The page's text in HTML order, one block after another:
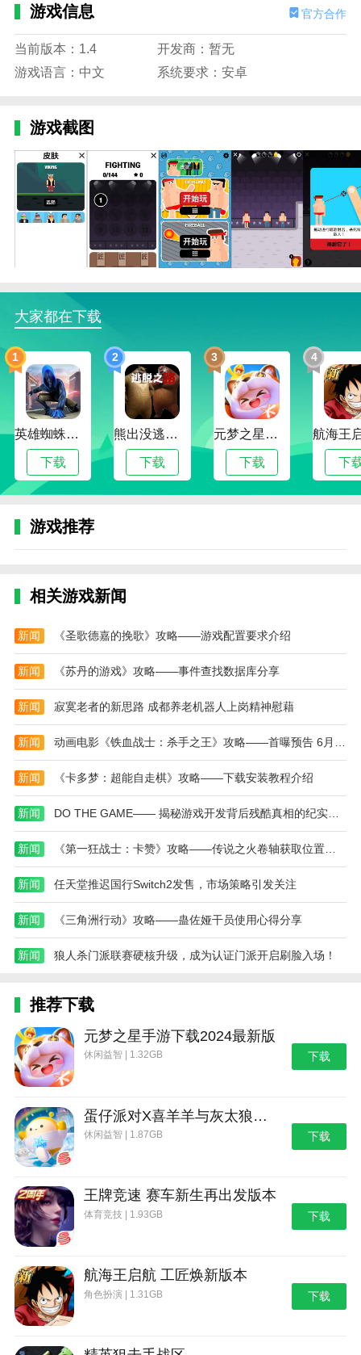
2、我们通过按住屏幕不松手，玩家手心会有一条
子弹命中，与黑色准星位置无关。
3、可以看到松手之后，子弹射出，碰到墙壁会折
黄色的拳头标识。
4、这关也是非常简单，三个黄色标识表示我们可
以开三枪，一枪一个敌人即可，只要剩余三个黑色的拳
头即可3星过关。
5、如果你没命中敌人，那你就会减少开枪机会，
例如这次，只剩2个黑色拳头标识时，通关评价只有2
星，但是我们可以选择重试。
6、右下角还为我们提供了道具使用，使用该道具
可以让你快速通关，但是该道具非常珍贵，建议谨慎使
用。
格斗先生游戏特色
1、个性化技能树：根据自己的战斗风格选择不同
的技能进行升级，打造独特的战斗大师。
2、实时战斗模式：除了单人关卡，你还可以在线
与其他玩家竞争，测试自己的实力。
3、装备和升级系统：收集和升级武器和装备，增
4、挑战BOSS等级：在每一章结束时，你将面对强
格斗先生游戏优势
初学者能够快速享受游戏的乐趣。
2、精致的画面质量：高清晰度图形与详细的角色
建模相结合，营造出身临其境的游戏环境。
3、持续的内容更新：开发团队定期发布新的关
卡、角色皮肤和事件，以保持游戏的活力。
4、跨平台支持：在PC和移动设备上享受一致和高
质量的游戏体验。
格斗先生游戏评测
1、玩家将尝试进行一系列精彩的战斗冒险。游戏
的上手难度并不高。
2、模式不仅仅是这种闯关的玩法，还可以参与格
斗模式，两人PK，非常不错。
3、丰富的游戏关卡等你来参与。各种武器和装备
可供您选择。华丽的五官令人震惊。
v1.29版本
Bug修复
本站为您提供格斗先生 完整版的 手机游戏 ，欢迎
大家记住本站网址，本站是您下载安卓手游app最好的
网站！
游戏信息 官方合作
当前版本：1.4
开发商：暂无
游戏语言：中文
系统要求：安卓
游戏截图
大家都在下载
1
英雄蜘蛛侠绳索格斗城市模拟器
下载
2
熊出没逃脱之路
下载
3
元梦之星手游下载2024最新版
下载
4
下
游戏推荐
相关游戏新闻
新闻 《圣歌德嘉的挽歌》攻略——游戏配置要求介绍
新闻 《苏丹的游戏》攻略——事件查找数据库分享
新闻 寂寞老者的新思路 成都养老机器人上岗精神慰藉
新闻
新闻 《卡多梦：超能自走棋》攻略——下载安装教程介绍
新闻 DO THE GAME—— 揭秘游戏开发背后残酷真相的纪实真人秀
新闻 《第一狂战士：卡赞》攻略——传说之火卷轴获取位置介绍
新闻 任天堂推迟国行Switch2发售，市场策略引发关注
新闻 《三角洲行动》攻略——蛊佐娅干员使用心得分享
新闻 狼人杀门派联赛硬核升级，成为认证门派开启刷脸入场！
推荐下载
元梦之星手游下载2024最新版
休闲益智 | 1.32GB 下载
蛋仔派对X喜羊羊与灰太狼联动第二弹版本
休闲益智 | 1.87GB 下载
王牌竞速 赛车新生再出发版本
体育竞技 | 1.93GB 下载
航海王启航 工匠焕新版本
角色扮演 | 1.31GB 下载